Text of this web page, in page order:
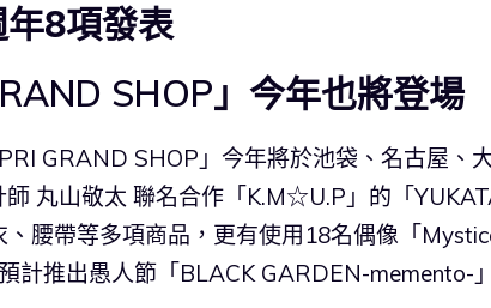
8項發表
SHOP」今年也將登場
GRAND SHOP」今年將於池袋、名古屋、
丸山敬太 聯名合作「K.M☆U.P」的「
腰帶等多項商品，更有使用18名偶像「
計推出愚人節「BLACK GARDEN-memento-